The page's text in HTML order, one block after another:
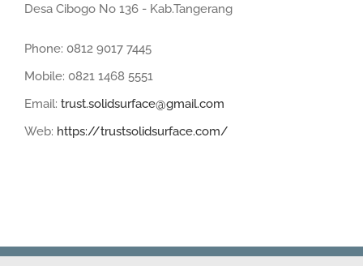
Desa Cibogo No 136 - Kab.Tangerang
Phone: 0812 9017 7445
Mobile: 0821 1468 5551
Email: trust.solidsurface@gmail.com
Web: https://trustsolidsurface.com/